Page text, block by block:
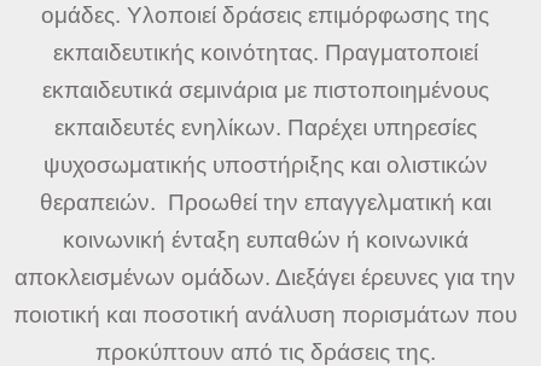
ομάδες. Υλοποιεί δράσεις επιμόρφωσης της
εκπαιδευτικής κοινότητας. Πραγματοποιεί
εκπαιδευτικά σεμινάρια με πιστοποιημένους
εκπαιδευτές ενηλίκων. Παρέχει υπηρεσίες
ψυχοσωματικής υποστήριξης και ολιστικών
θεραπειών. Προωθεί την επαγγελματική και
κοινωνική ένταξη ευπαθών ή κοινωνικά
αποκλεισμένων ομάδων. Διεξάγει έρευνες για την
ποιοτική και ποσοτική ανάλυση πορισμάτων που
προκύπτουν από τις δράσεις της.